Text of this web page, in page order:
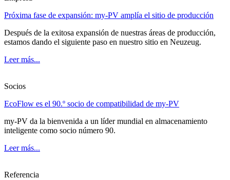
Próxima fase de expansión: my-PV amplía el sitio de producción
Después de la exitosa expansión de nuestras áreas de producción,
estamos dando el siguiente paso en nuestro sitio en Neuzeug.
Leer más...
Socios
EcoFlow es el 90.º socio de compatibilidad de my-PV
my-PV da la bienvenida a un líder mundial en almacenamiento
inteligente como socio número 90.
Leer más...
Referencia